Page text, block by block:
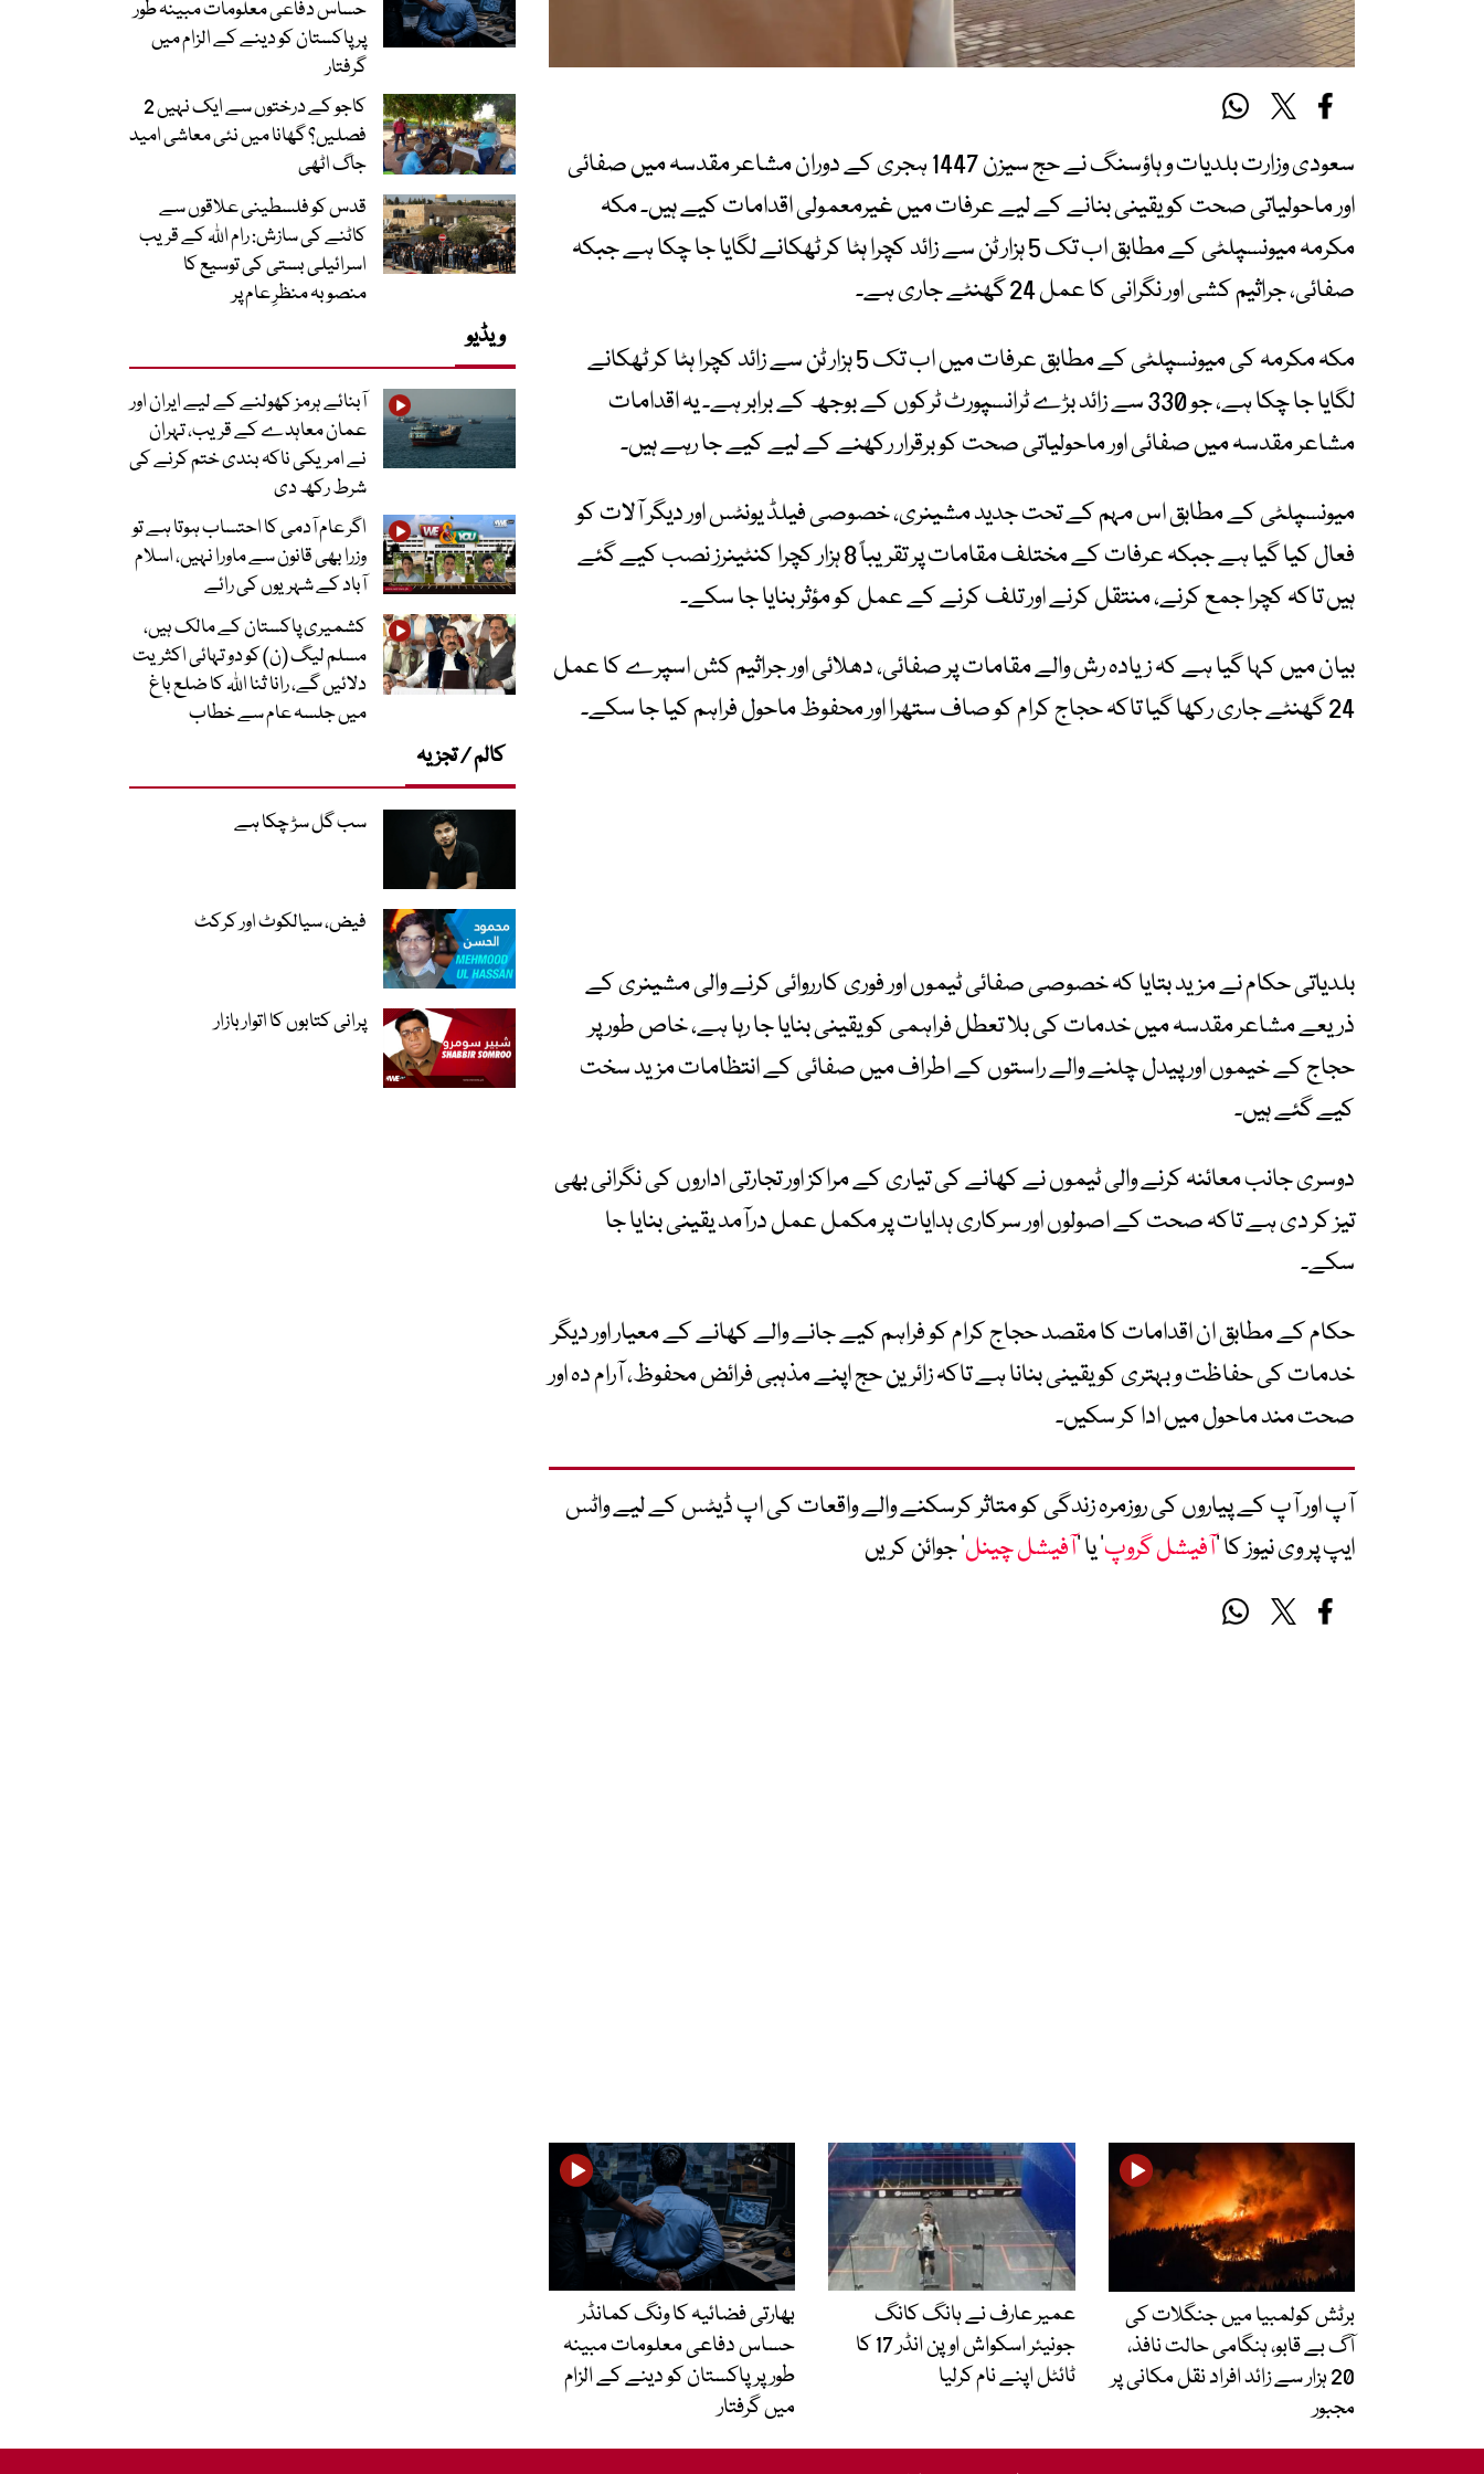
سعودی وزارت بلدیات و ہاؤسنگ نے حج سیزن 1447 ہجری کے دوران مشاعر مقدسہ میں صفائی
اور ماحولیاتی صحت کو یقینی بنانے کے لیے عرفات میں غیرمعمولی اقدامات کیے ہیں۔ مکہ
مکرمہ میونسپلٹی کے مطابق اب تک 5 ہزار ٹن سے زائد کچرا ہٹا کر ٹھکانے لگایا جا چکا ہے جبکہ
صفائی، جراثیم کشی اور نگرانی کا عمل 24 گھنٹے جاری ہے۔
مکہ مکرمہ کی میونسپلٹی کے مطابق عرفات میں اب تک 5 ہزار ٹن سے زائد کچرا ہٹا کر ٹھکانے
لگایا جا چکا ہے، جو 330 سے زائد بڑے ٹرانسپورٹ ٹرکوں کے بوجھ کے برابر ہے۔ یہ اقدامات
مشاعر مقدسہ میں صفائی اور ماحولیاتی صحت کو برقرار رکھنے کے لیے کیے جا رہے ہیں۔
میونسپلٹی کے مطابق اس مہم کے تحت جدید مشینری، خصوصی فیلڈ یونٹس اور دیگر آلات کو
فعال کیا گیا ہے جبکہ عرفات کے مختلف مقامات پر تقریباً 8 ہزار کچرا کنٹینرز نصب کیے گئے
ہیں تاکہ کچرا جمع کرنے، منتقل کرنے اور تلف کرنے کے عمل کو مؤثر بنایا جا سکے۔
بیان میں کہا گیا ہے کہ زیادہ رش والے مقامات پر صفائی، دھلائی اور جراثیم کش اسپرے کا عمل
24 گھنٹے جاری رکھا گیا تاکہ حجاج کرام کو صاف ستھرا اور محفوظ ماحول فراہم کیا جا سکے۔
بلدیاتی حکام نے مزید بتایا کہ خصوصی صفائی ٹیموں اور فوری کارروائی کرنے والی مشینری کے
ذریعے مشاعر مقدسہ میں خدمات کی بلا تعطل فراہمی کو یقینی بنایا جا رہا ہے، خاص طور پر
حجاج کے خیموں اور پیدل چلنے والے راستوں کے اطراف میں صفائی کے انتظامات مزید سخت
کیے گئے ہیں۔
دوسری جانب معائنہ کرنے والی ٹیموں نے کھانے کی تیاری کے مراکز اور تجارتی اداروں کی نگرانی بھی
تیز کر دی ہے تاکہ صحت کے اصولوں اور سرکاری ہدایات پر مکمل عمل درآمد یقینی بنایا جا
سکے۔
حکام کے مطابق ان اقدامات کا مقصد حجاج کرام کو فراہم کیے جانے والے کھانے کے معیار اور دیگر
خدمات کی حفاظت و بہتری کو یقینی بنانا ہے تاکہ زائرین حج اپنے مذہبی فرائض محفوظ، آرام دہ اور
صحت مند ماحول میں ادا کر سکیں۔
آپ اور آپ کے پیاروں کی روزمرہ زندگی کو متاثر کرسکنے والے واقعات کی اپ ڈیٹس کے لیے واٹس
ایپ پر وی نیوز کا ’آفیشل گروپ‘ یا ’آفیشل چینل‘ جوائن کریں
برٹش کولمبیا میں جنگلات کی
آگ بے قابو، ہنگامی حالت نافذ،
20 ہزار سے زائد افراد نقل مکانی پر
مجبور
عمیر عارف نے ہانگ کانگ
جونیئر اسکواش اوپن انڈر 17 کا
ٹائٹل اپنے نام کرلیا
بھارتی فضائیہ کا ونگ کمانڈر
حساس دفاعی معلومات مبینہ
طور پر پاکستان کو دینے کے الزام
میں گرفتار
حساس دفاعی معلومات مبینہ طور
پر پاکستان کو دینے کے الزام میں
گرفتار
کاجو کے درختوں سے ایک نہیں 2
فصلیں؟ گھانا میں نئی معاشی امید
جاگ اٹھی
قدس کو فلسطینی علاقوں سے
کاٹنے کی سازش: رام اللہ کے قریب
اسرائیلی بستی کی توسیع کا
منصوبہ منظرِ عام پر
ویڈیو
آبنائے ہرمز کھولنے کے لیے ایران اور
عمان معاہدے کے قریب، تہران
نے امریکی ناکہ بندی ختم کرنے کی
شرط رکھ دی
اگر عام آدمی کا احتساب ہوتا ہے تو
وزرا بھی قانون سے ماورا نہیں، اسلام
آباد کے شہریوں کی رائے
کشمیری پاکستان کے مالک ہیں،
مسلم لیگ (ن) کو دو تہائی اکثریت
دلائیں گے، رانا ثنا اللہ کا ضلع باغ
میں جلسہ عام سے خطاب
کالم / تجزیہ
سب گل سڑ چکا ہے
فیض، سیالکوٹ اور کرکٹ
پرانی کتابوں کا اتوار بازار